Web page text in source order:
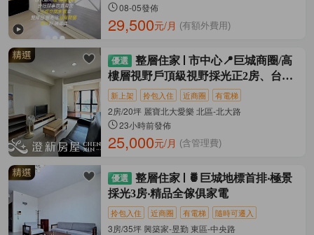
08-05發佈
29,500元/月 (有額外費用)
整層住家
市中心📍巨城商圈/高
樓層視野戶頂級視野採光正2房、台水
台電
新上架 拎包入住 近商圈 有電梯
2房/20坪 麗寶北大愛樂 北區-北大路
23小時前發佈
25,000元/月 (含管理費)
整層住家
🍍巨城地標首排‧極景
採光3房‧精品全傢俱家電
拎包入住 近商圈 有電梯 隨時可遷入
3房/35坪 興築家-昱勤 東區-中央路